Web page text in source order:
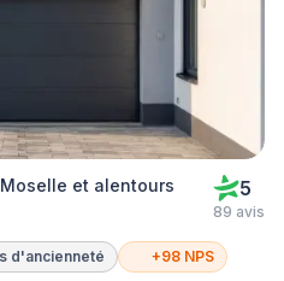
et alentours 5
89 avis
d'ancienneté +98 NPS